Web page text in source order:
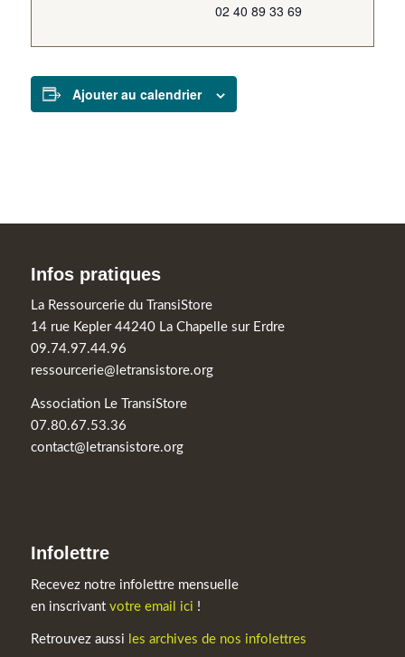
02 40 89 33 69
Ajouter au calendrier
Infos pratiques
La Ressourcerie du TransiStore
14 rue Kepler 44240 La Chapelle sur Erdre
09.74.97.44.96
ressourcerie@letransistore.org
Association Le TransiStore
07.80.67.53.36
contact@letransistore.org
Infolettre
Recevez notre infolettre mensuelle
en inscrivant votre email ici !
Retrouvez aussi les archives de nos infolettres